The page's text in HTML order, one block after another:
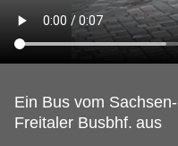
Ein Bus vom
Freitaler Busbhf. aus